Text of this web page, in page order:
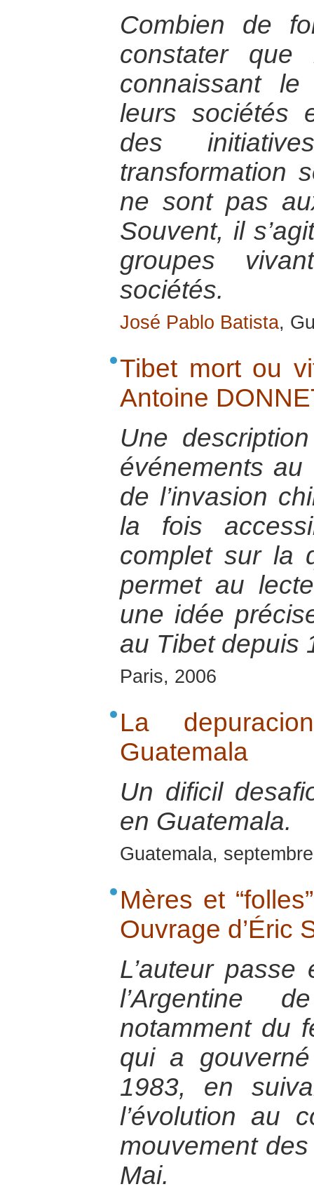
Combien de
constater que
connaissant
leurs sociétés
des
transformation
ne sont pas
Souvent, il
groupes
sociétés.
José Pablo Batista,
Tibet mort ou
Antoine
Une
événements
de l’invasion
la fois
complet sur la
permet au
une idée
au Tibet depuis
Paris, 2006
La
Guatemala
Un dificil
en Guatemala.
Guatemala,
Mères et
Ouvrage d’Éric
L’auteur passe
l’Argentine
notamment du
qui a
1983, en
l’évolution au
mouvement
Mai.